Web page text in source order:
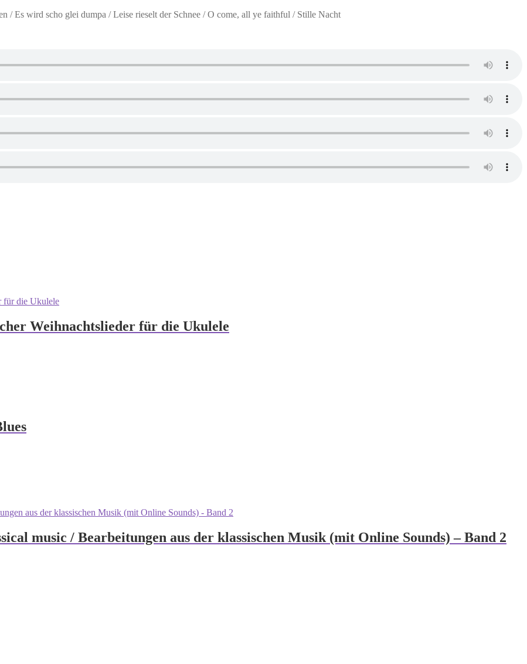
/ Es wird scho glei dumpa / Leise rieselt der Schnee / O come, all ye faithful / Stille Nacht
Weihnachtslieder für die Ukulele
music / Bearbeitungen aus der klassischen Musik (mit Online Sounds) – Band 2